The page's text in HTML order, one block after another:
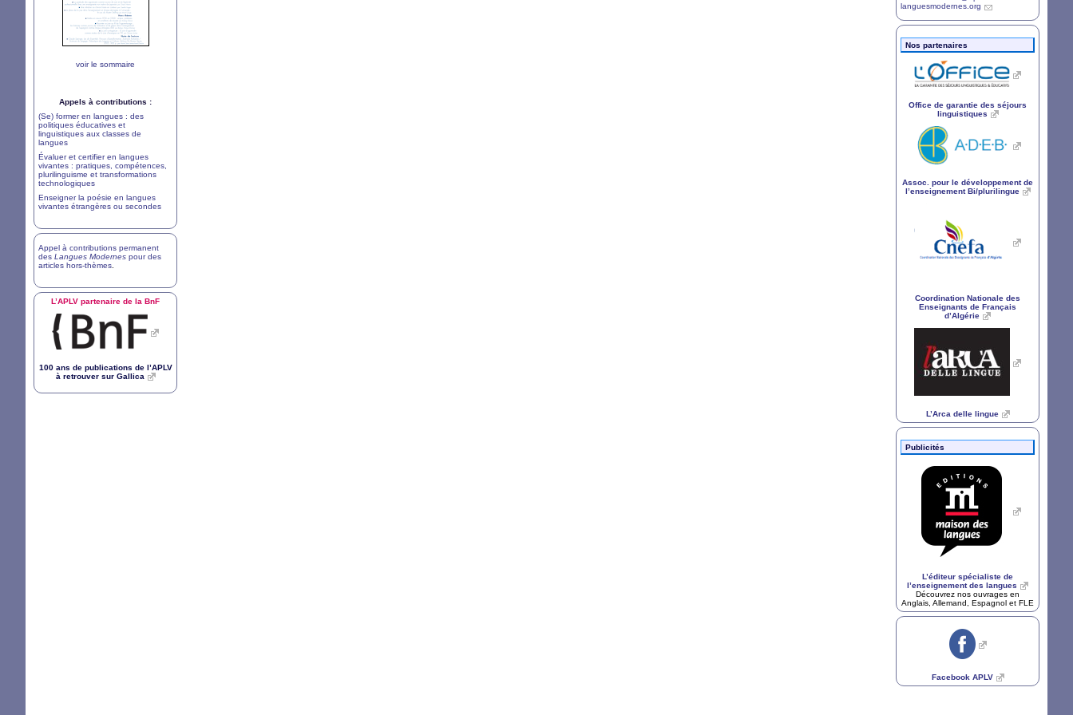
voir le sommaire
Appels à contributions :
(Se) former en langues : des
politiques éducatives et
linguistiques aux classes de
langues
Évaluer et certifier en langues
vivantes : pratiques, compétences,
plurilinguisme et transformations
technologiques
Enseigner la poésie en langues
vivantes étrangères ou secondes
Appel à contributions permanent
des Langues Modernes pour des
articles hors-thèmes
L’APLV partenaire de la BnF
100 ans de publications de l’APLV
à retrouver sur Gallica
languesmodernes.org
Nos partenaires
Office de garantie des séjours
linguistiques
Assoc. pour le développement de
l’enseignement Bi/plurilingue
Coordination Nationale des
Enseignants de Français
d’Algérie
L’Arca delle lingue
Publicités
L’éditeur spécialiste de
l’enseignement des langues
Découvrez nos ouvrages en
Anglais, Allemand, Espagnol et FLE
Facebook APLV